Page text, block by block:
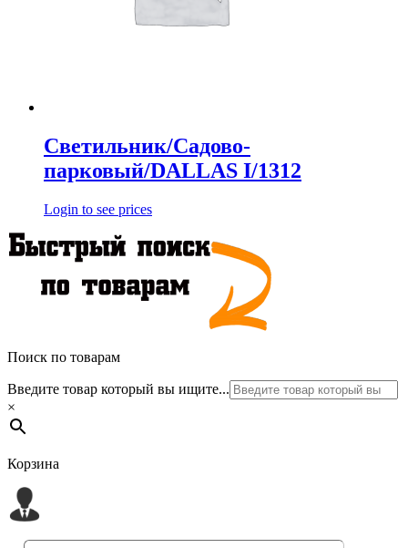
Светильник/Садово-
парковый/DALLAS I/1312
Login to see prices
Поиск по товарам
Введите товар который вы ищите...
×
Корзина